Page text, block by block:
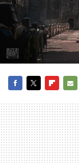
MAIL